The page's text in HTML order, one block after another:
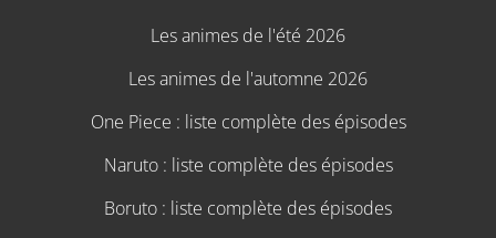
Les animes de l'été 2026
Les animes de l'automne 2026
One Piece : liste complète des épisodes
Naruto : liste complète des épisodes
Boruto : liste complète des épisodes